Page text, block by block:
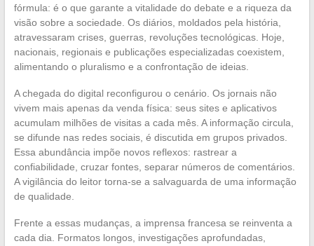
fórmula: é o que garante a vitalidade do debate e a riqueza da
visão sobre a sociedade. Os diários, moldados pela história,
atravessaram crises, guerras, revoluções tecnológicas. Hoje,
nacionais, regionais e publicações especializadas coexistem,
alimentando o pluralismo e a confrontação de ideias.
A chegada do digital reconfigurou o cenário. Os jornais não
vivem mais apenas da venda física: seus sites e aplicativos
acumulam milhões de visitas a cada mês. A informação circula,
se difunde nas redes sociais, é discutida em grupos privados.
Essa abundância impõe novos reflexos: rastrear a
confiabilidade, cruzar fontes, separar números de comentários.
A vigilância do leitor torna-se a salvaguarda de uma informação
de qualidade.
Frente a essas mudanças, a imprensa francesa se reinventa a
cada dia. Formatos longos, investigações aprofundadas,